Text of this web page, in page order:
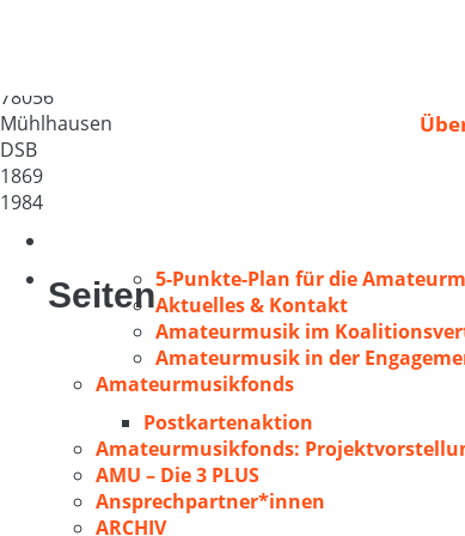
78056
Mühlhausen
DSB
1869
1984
Seiten5-Punkte-Plan für die
Aktuelles & Kontakt
Amateurmusik im
Amateurmusik in der
Amateurmusikfonds
Postkartenaktion
Amateurmusikfonds:
AMU – Die 3 PLUS
Ansprechpartner*innen
ARCHIV